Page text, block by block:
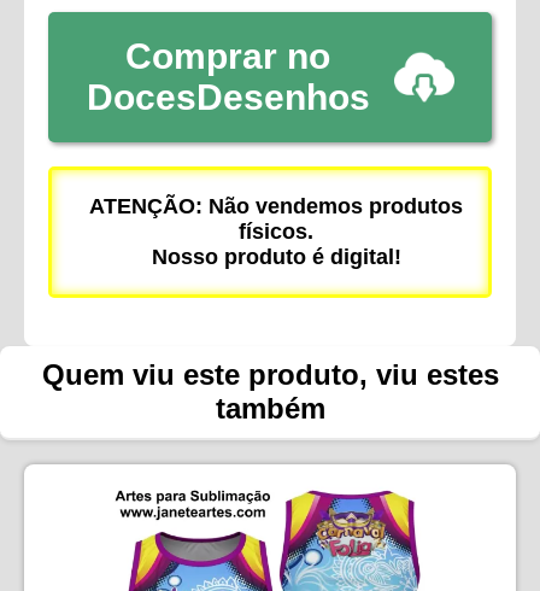
Comprar no
DocesDesenhos
ATENÇÃO: Não vendemos produtos
físicos.
Nosso produto é digital!
Quem viu este produto, viu estes
também